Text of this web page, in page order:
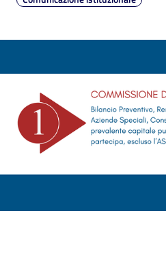
i
i
a
e
I
m
l